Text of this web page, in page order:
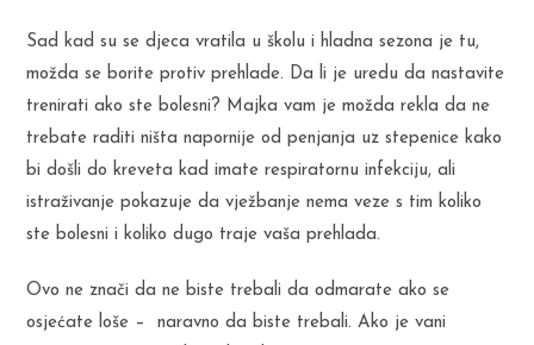
Sad kad su se djeca vratila u školu i hladna sezona je tu,
možda se borite protiv prehlade. Da li je uredu da nastavite
trenirati ako ste bolesni? Majka vam je možda rekla da ne
trebate raditi ništa napornije od penjanja uz stepenice kako
bi došli do kreveta kad imate respiratornu infekciju, ali
istraživanje pokazuje da vježbanje nema veze s tim koliko
ste bolesni i koliko dugo traje vaša prehlada.
Ovo ne znači da ne biste trebali da odmarate ako se
osjećate loše – naravno da biste trebali. Ako je vani